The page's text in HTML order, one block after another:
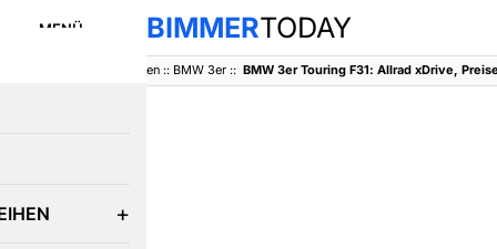
MENÜ BIMMERTODAY
Baureihen:: BMW 3er::